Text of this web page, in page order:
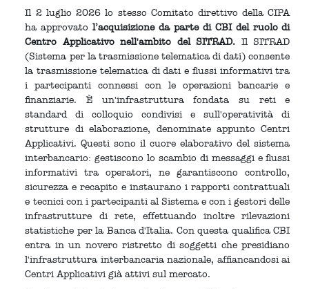
Il 2 luglio 2026 lo stesso Comitato direttivo della CIPA
ha approvatol’acquisizione da parte di CBI del ruolo di
Centro Applicativo nell'ambito del SITRAD. Il SITRAD
(Sistema per la trasmissione telematica di dati) consente
la trasmissione telematica di dati e flussi informativi tra
i partecipanti connessi con le operazioni bancarie e
finanziarie. È un'infrastruttura fondata su reti e
standard di colloquio condivisi e sull'operatività di
strutture di elaborazione, denominate appunto Centri
Applicativi. Questi sono il cuore elaborativo del sistema
interbancario: gestiscono lo scambio di messaggi e flussi
informativi tra operatori, ne garantiscono controllo,
sicurezza e recapito e instaurano i rapporti contrattuali
e tecnici con i partecipanti al Sistema e con i gestori delle
infrastrutture di rete, effettuando inoltre rilevazioni
statistiche per la Banca d'Italia. Con questa qualifica CBI
entra in un novero ristretto di soggetti che presidiano
l'infrastruttura interbancaria nazionale, affiancandosi ai
Centri Applicativi già attivi sul mercato.